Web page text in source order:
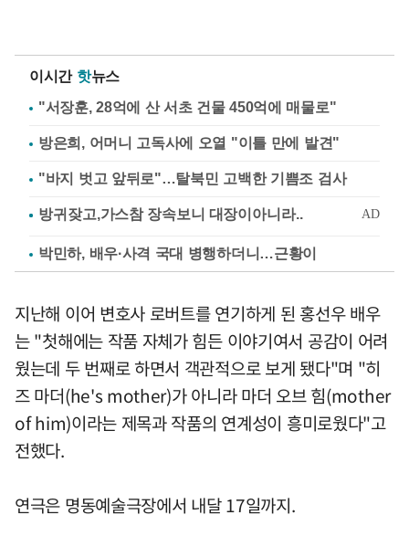
이시간 핫뉴스
"서장훈, 28억에 산 서초 건물 450억에 매물로"
방은희, 어머니 고독사에 오열 "이틀 만에 발견"
"바지 벗고 앞뒤로"…탈북민 고백한 기쁨조 검사
박민하, 배우·사격 국대 병행하더니…근황이
지난해 이어 변호사 로버트를 연기하게 된 홍선우 배우
는 "첫해에는 작품 자체가 힘든 이야기여서 공감이 어려
웠는데 두 번째로 하면서 객관적으로 보게 됐다"며 "히
즈 마더(he's mother)가 아니라 마더 오브 힘(mother
of him)이라는 제목과 작품의 연계성이 흥미로웠다"고
전했다.
연극은 명동예술극장에서 내달 17일까지.